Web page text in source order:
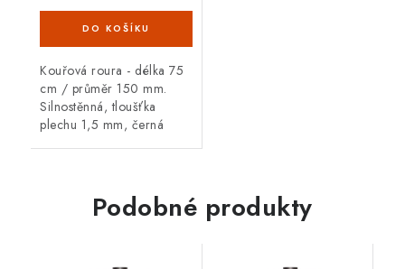
Kouřová roura - délka 75
cm / průměr 150 mm.
Silnostěnná, tloušťka
plechu 1,5 mm, černá
krbových kamen/sporáku...
Podobné produkty